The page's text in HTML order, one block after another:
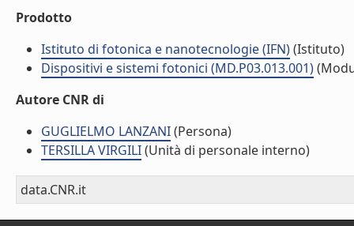
Prodotto
Istituto di fotonica e nanotecnologie (IFN)(Istituto)
Dispositivi e sistemi fotonici (MD.P03.013.001)
Autore CNR di
GUGLIELMO LANZANI(Persona)
TERSILLA VIRGILI(Unità di personale interno)
data.CNR.it